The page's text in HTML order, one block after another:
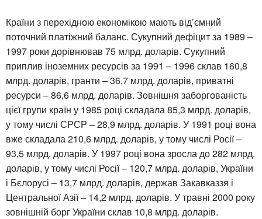
Країни з перехідною економікою мають від’ємний
поточний платіжний баланс. Сукупний дефіцит за 1989 –
1997 роки дорівнював 75 млрд. доларів. Сукупний
приплив іноземних ресурсів за 1991 – 1996 склав 160,8
млрд. доларів, гранти – 36,7 млрд. доларів, приватні
ресурси – 86,6 млрд. доларів. Зовнішня заборгованість
цієї групи країн у 1985 році складала 85,3 млрд. доларів,
у тому числі СРСР – 28,9 млрд. доларів. У 1991 році вона
вже складала 210,6 млрд. доларів, у тому числі Росії –
93,5 млрд. доларів. У 1997 році вона зросла до 282 млрд.
доларів, у тому числі Росії – 120,7 млрд. доларів, України
і Бєлорусі – 13,7 млрд. доларів, держав Закавказзя і
Центральної Азії – 14,2 млрд. доларів. У травні 2000 року
зовнішній борг України склав 10,8 млрд. доларів.